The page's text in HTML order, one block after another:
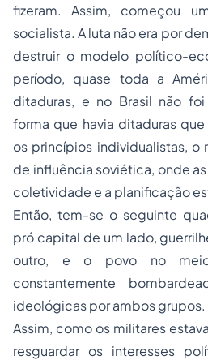
fizeram. Assim, começou
socialista. A luta não era por
destruir o modelo político-
período, quase toda a
ditaduras, e no Brasil não
forma que havia ditaduras
os princípios individualistas, o
de influência soviética, onde
coletividade e a planificação
Então, tem-se o seguinte
pró capital de um lado,
outro, e o povo no
constantemente
ideológicas por ambos grupos.
Assim, como os militares
resguardar os interesses